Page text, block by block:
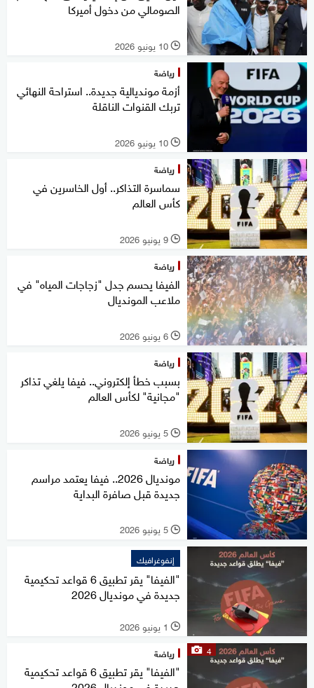
الصومالي من دخول أميركا
l 10 يونيو 2026
رياضة
أزمة مونديالية جديدة.. استراحة النهائي
تربك القنوات الناقلة
l 10 يونيو 2026
رياضة
سماسرة التذاكر.. أول الخاسرين في
كأس العالم
l 9 يونيو 2026
رياضة
الفيفا يحسم جدل "زجاجات المياه" في
ملاعب المونديال
l 6 يونيو 2026
رياضة
بسبب خطأ إلكتروني.. فيفا يلغي تذاكر
"مجانية" لكأس العالم
l 5 يونيو 2026
رياضة
مونديال 2026.. فيفا يعتمد مراسم
جديدة قبل صافرة البداية
l 5 يونيو 2026
إنفوغرافيك
"الفيفا" يقر تطبيق 6 قواعد تحكيمية
جديدة في مونديال 2026
l 1 يونيو 2026
4 رياضة
"الفيفا" يقر تطبيق 6 قواعد تحكيمية